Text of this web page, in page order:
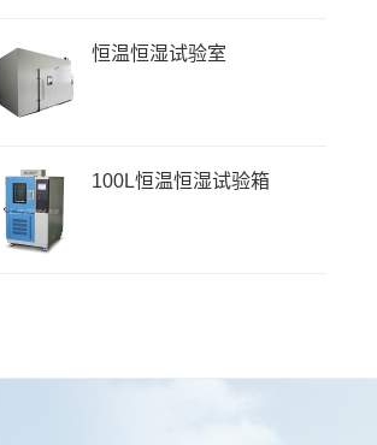
恒温恒湿试验室
100L恒温恒湿试验箱